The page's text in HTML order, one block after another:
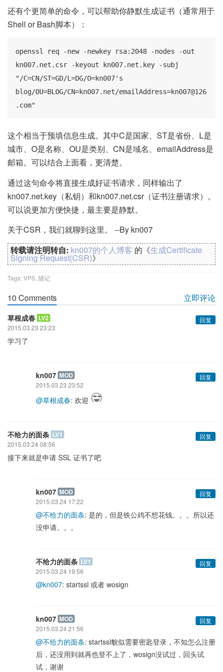
还有个更简单的命令，可以帮助你静默生成证书（通常用于
Shell or Bash脚本）：
openssl req -new -newkey rsa:2048 -nodes -out
kn007.net.csr -keyout kn007.net.key -subj
"/C=CN/ST=GD/L=DG/O=kn007's
blog/OU=BLOG/CN=kn007.net/emailAddress=kn007@126
.com"
这个相当于预填信息生成。其中C是国家、ST是省份、L是
城市、O是名称、OU是类别、CN是域名、emailAddress是
邮箱。可以结合上面看，更清楚。
通过这句命令将直接生成好证书请求，同样输出了
kn007.net.key（私钥）和kn007.net.csr（证书注册请求）。
可以说更加方便快捷，最主要是静默。
关于CSR，我们就聊到这里。 --By kn007
转载请注明转自: kn007的个人博客 的《生成Certificate
Signing Request(CSR)》
Tags:VPS 随记
10 Comments 立即评论
草根成春 LV2
回复
2015.03.23 23:23
学习了
kn007 MOD
回复
2015.03.23 23:52
@草根成春: 欢迎
不给力的面条 LV1
回复
2015.03.24 08:56
接下来就是申请 SSL 证书了吧
kn007 MOD
回复
2015.03.24 17:22
@不给力的面条: 是的，但是铁公鸡不想花钱。。。所以还
没申请。。。
不给力的面条 LV1
回复
2015.03.24 19:56
@kn007: startssl 或者 wosign
kn007 MOD
回复
2015.03.24 21:56
@不给力的面条: startssl貌似需要密匙登录，不知怎么注册
后，还没用到就再也登不上了，wosign没试过，回头试
试，谢谢